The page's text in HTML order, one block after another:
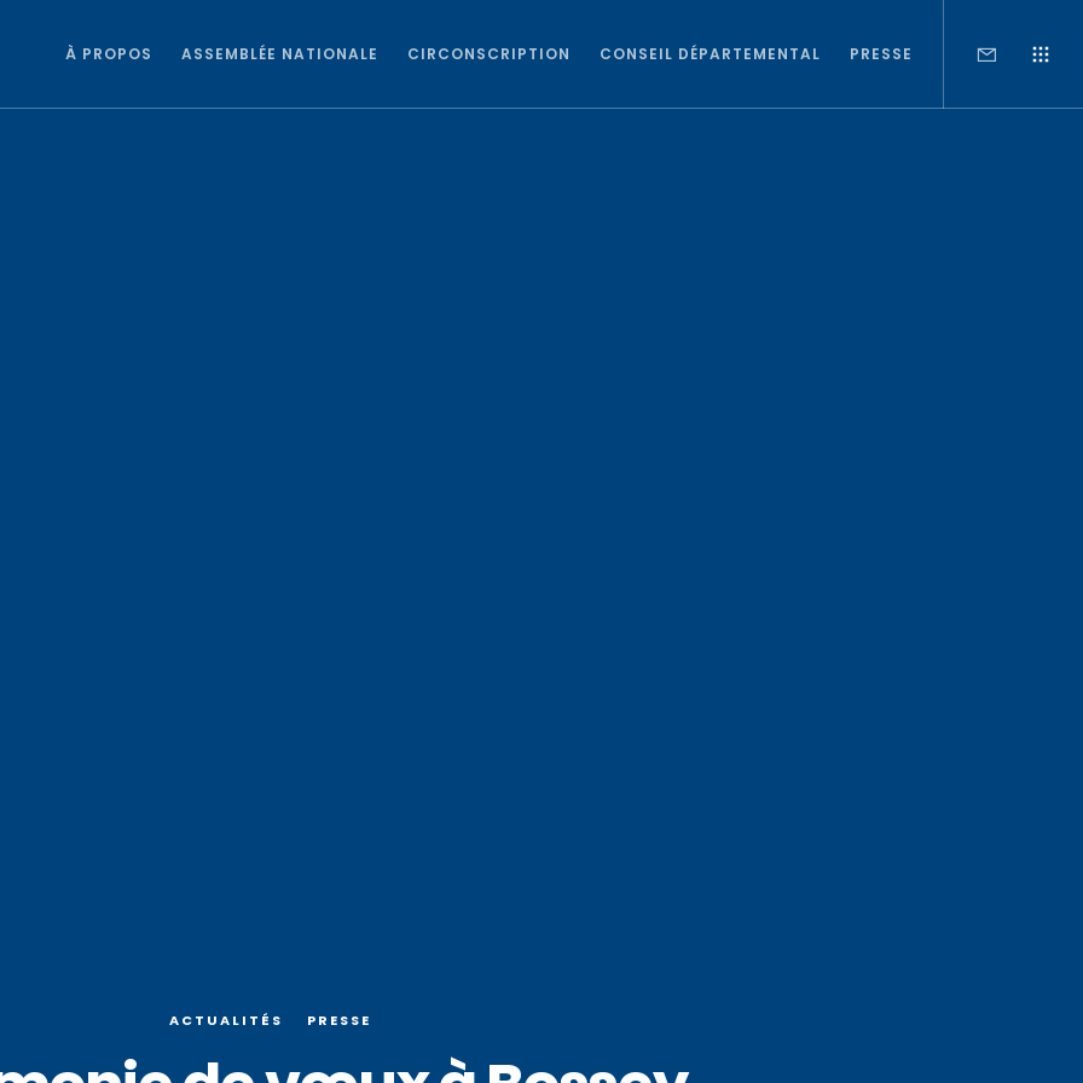
À PROPOS ASSEMBLÉE NATIONALE CIRCONSCRIPTION CONSEIL DÉPARTEMENTAL PRESSE
ACTUALITÉS PRESSE